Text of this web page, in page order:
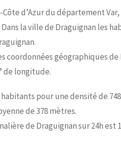
d’Azur du département
Dans la ville de Draguignan les
coordonnées géographiques
de longitude.
habitants pour une densité de
de 378 mètres.
de Draguignan sur 24h est